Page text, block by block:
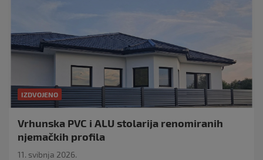
IZDVOJENO
Vrhunska PVC i ALU stolarija renomiranih
njemačkih profila
11. svibnja 2026.